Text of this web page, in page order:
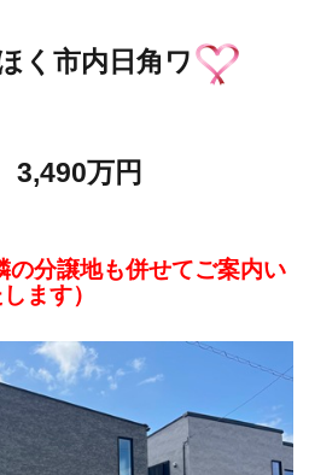
く市内日角ワ
万円
の分譲地も併せてご案内い
ます）